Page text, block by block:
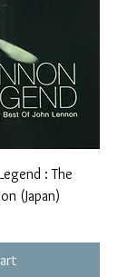
: The
(Japan)